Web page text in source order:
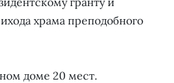
храма преподобного
доме 20 мест.